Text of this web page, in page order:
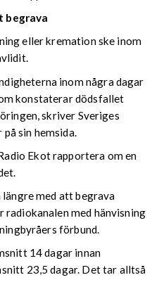
begrava
eller kremation ske inom
inom några dagar
konstaterar dödsfallet
skriver Sveriges
sin hemsida.
Ekot rapportera om en
längre med att begrava
med hänvisning
förbund.
14 dagar innan
23,5 dagar. Det tar alltså